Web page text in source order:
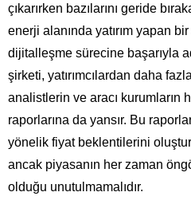
çıkarırken bazılarını geride
enerji alanında yatırım yapan
dijitalleşme sürecine başarıyla
şirketi, yatırımcılardan daha
analistlerin ve aracı kurumların
raporlarına da yansır. Bu
yönelik fiyat beklentilerini
ancak piyasanın her zaman
olduğu unutulmamalıdır.